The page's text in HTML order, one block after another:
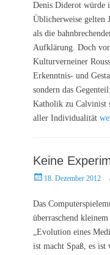
Denis Diderot würde
Üblicherweise gelten
als die
Aufklärung. Doch
Kulturverneiner
Erkenntnis- und
sondern das
Katholik zu Calvinist
aller Individualität
Keine
Posted18. Dezember 2012
Das
überraschend
„Evolution eines
ist macht Spaß, es